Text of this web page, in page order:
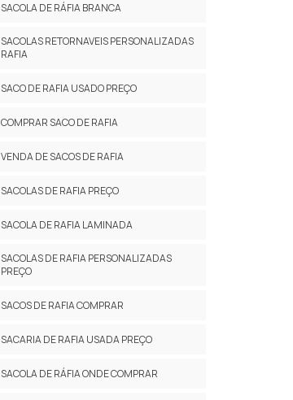
SACOLA DE RÁFIA BRANCA
SACOLAS RETORNAVEIS PERSONALIZADAS
RAFIA
SACO DE RAFIA USADO PREÇO
COMPRAR SACO DE RAFIA
VENDA DE SACOS DE RAFIA
SACOLAS DE RAFIA PREÇO
SACOLA DE RAFIA LAMINADA
SACOLAS DE RAFIA PERSONALIZADAS
PREÇO
SACOS DE RAFIA COMPRAR
SACARIA DE RAFIA USADA PREÇO
SACOLA DE RÁFIA ONDE COMPRAR